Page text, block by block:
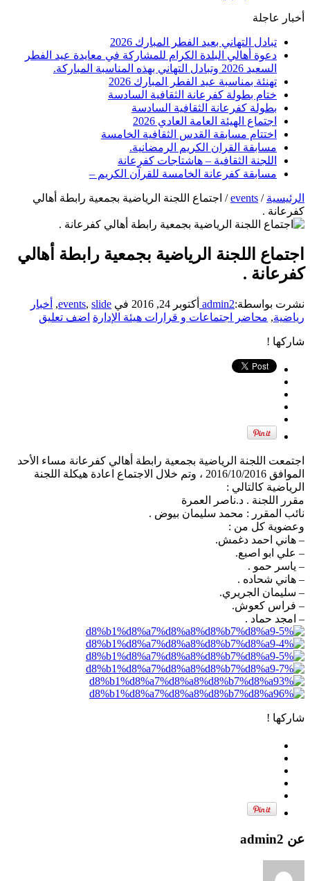
أخبار عاجلة
تبادل التهاني بعيد الفطر المبارك 2026
دعوة أهالي البلدة الكرام للمشاركة في معايدة عيد الفطر
السعيد 2026 وتبادل التهاني بهذه المناسبة المباركة.
تهنئة بمناسبة عيد الفطر المبارك 2026
ختام بطولة كفرعانة الثقافية السادسة
بطولة كفرعانة الثقافية السادسة
اجتماع الهيئة العامة العادي 2026
اختتام مسابقة القدس الثقافية الخامسة
مسابقة القران الكريم الرمضانية.
اللجنة الثقافية – هاشتاجات كفرعانة
مسابقة كفرعانة الخامسة للقرآن الكريم –
الرئيسية /
events
/ اجتماع اللجنة الرياضية بجمعية رابطة أهالي
كفرعانة .
اجتماع اللجنة الرياضية بجمعية رابطة أهالي
كفرعانة .
نشرت بواسطة:admin2 أكتوبر 24, 2016 في events, slide
, أخبار
رياضية, محاضر اجتماعات و قرارات هيئة الإدارة اضف تعليق
شاركها !
اجتمعت اللجنة الرياضية بجمعية رابطة أهالي كفرعانة مساء الأحد
الموافق 2016/10/2016 ، وتم خلال الاجتماع اعادة هيكلة اللجنة
الرياضية كالتالي :
مقرر اللجنة . د.ناصر العمرة
نائب المقرر : محمد سليمان بيوض .
وعضوية كل من :
– هاني احمد دغمش.
– علي ابو اصبع.
– ياسر حمو .
– هاني شحاده .
– سليمان الجريري.
– فراس كعوش.
– امجد حماد .
شاركها !
عن admin2